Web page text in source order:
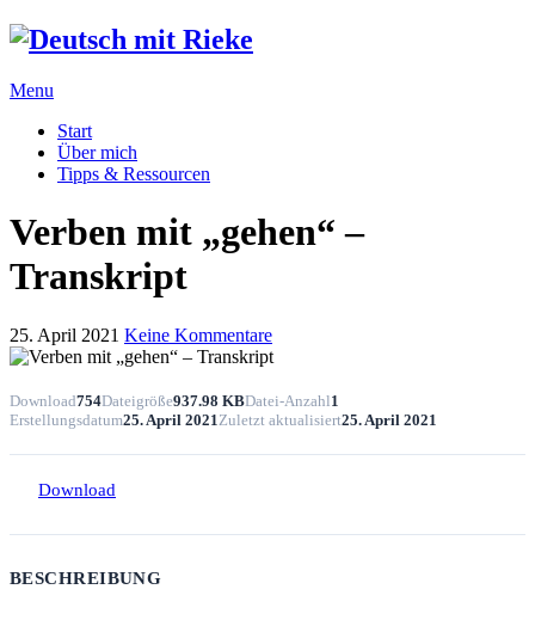
Menu
Start
Über mich
Tipps & Ressourcen
Verben mit „gehen“ –
Transkript
25. April 2021 Keine Kommentare
Download754Dateigröße937.98 KBDatei-Anzahl1
Erstellungsdatum25. April 2021 Zuletzt aktualisiert25. April 2021
Download
BESCHREIBUNG